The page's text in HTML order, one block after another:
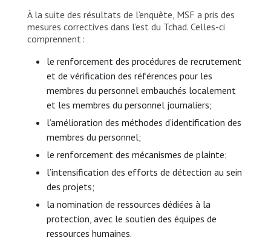
À la suite des résultats de l’enquête, MSF a pris des
mesures correctives dans l’est du Tchad. Celles-ci
comprennent :
le renforcement des procédures de recrutement
et de vérification des références pour les
membres du personnel embauchés localement
et les membres du personnel journaliers;
l’amélioration des méthodes d’identification des
membres du personnel;
le renforcement des mécanismes de plainte;
l’intensification des efforts de détection au sein
des projets;
la nomination de ressources dédiées à la
protection, avec le soutien des équipes de
ressources humaines.